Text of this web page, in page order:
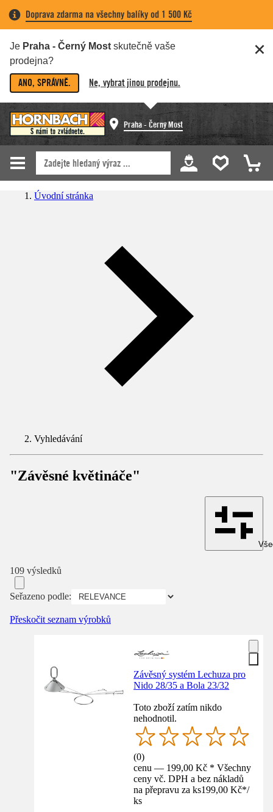
Doprava zdarma na všechny balíky od 1 500 Kč
Je Praha - Černý Most skutečně vaše
prodejna?
ANO, SPRÁVNĚ. Ne, vybrat jinou prodejnu.
Praha - Černý Most
Úvodní stránka
Vyhledávání
"Závěsné květináče"
109 výsledků
Seřazeno podle:
Přeskočit seznam výrobků
Závěsný systém Lechuza pro
Nido 28/35 a Bola 23/32
Toto zboží zatím nikdo
nehodnotil.
(0)
cenu — 199,00 Kč * Všechny
ceny vč. DPH a bez nákladů
na přepravu za ks199,00 Kč*/
ks